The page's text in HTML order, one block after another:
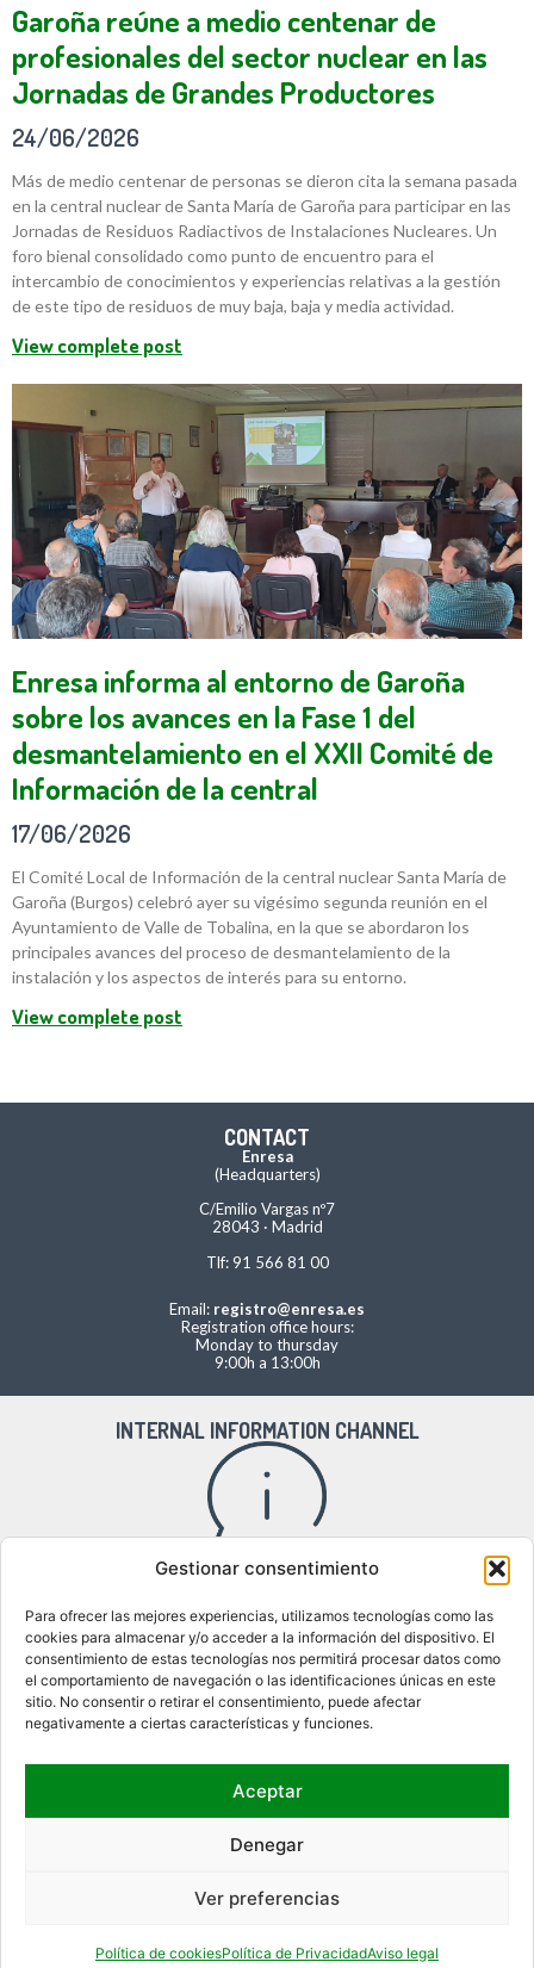
Gestionar consentimiento
Para ofrecer las mejores experiencias, utilizamos tecnologías como las
cookies para almacenar y/o acceder a la información del dispositivo. El
consentimiento de estas tecnologías nos permitirá procesar datos como
el comportamiento de navegación o las identificaciones únicas en este
sitio. No consentir o retirar el consentimiento, puede afectar
negativamente a ciertas características y funciones.
Aceptar
Denegar
Ver preferencias
Política de cookiesPolítica de PrivacidadAviso legal
Garoña reúne a medio centenar de
profesionales del sector nuclear en las
Jornadas de Grandes Productores
24/06/2026
Más de medio centenar de personas se dieron cita la semana pasada
en la central nuclear de Santa María de Garoña para participar en las
Jornadas de Residuos Radiactivos de Instalaciones Nucleares. Un
foro bienal consolidado como punto de encuentro para el
intercambio de conocimientos y experiencias relativas a la gestión
de este tipo de residuos de muy baja, baja y media actividad.
View complete post
Enresa informa al entorno de Garoña
sobre los avances en la Fase 1 del
desmantelamiento en el XXII Comité de
Información de la central
17/06/2026
El Comité Local de Información de la central nuclear Santa María de
Garoña (Burgos) celebró ayer su vigésimo segunda reunión en el
Ayuntamiento de Valle de Tobalina, en la que se abordaron los
principales avances del proceso de desmantelamiento de la
instalación y los aspectos de interés para su entorno.
View complete post
CONTACT
Enresa
(Headquarters)
C/Emilio Vargas nº7
28043 · Madrid
Tlf: 91 566 81 00
Email: registro@enresa.es
Registration office hours:
Monday to thursday
9:00h a 13:00h
INTERNAL INFORMATION CHANNEL
Access to the internal information channel
WHERE WE ARE